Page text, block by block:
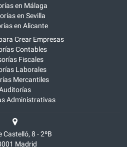
en Málaga
en Sevilla
en Alicante
Crear Empresas
Contables
Fiscales
Laborales
Mercantiles
Administrativas
Castelló, 8 - 2ºB
Madrid